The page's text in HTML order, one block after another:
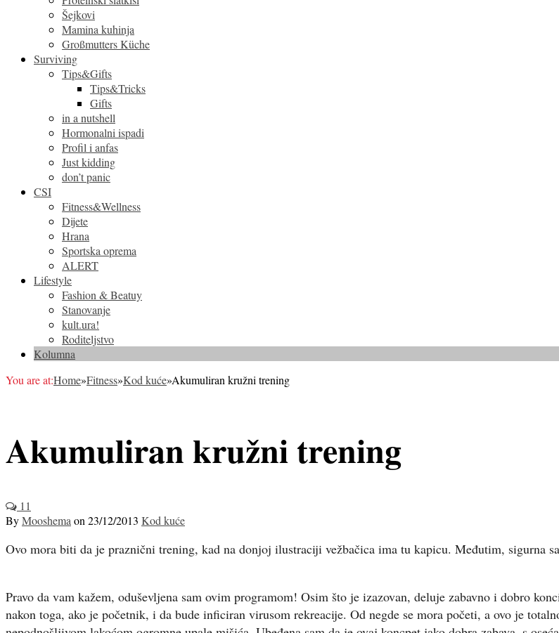
Šejkovi
Mamina kuhinja
Großmutters Küche
Surviving
Tips&Gifts
Tips&Tricks
Gifts
in a nutshell
Hormonalni ispadi
Profil i anfas
Just kidding
don’t panic
CSI
Fitness&Wellness
Dijete
Hrana
Sportska oprema
ALERT
Lifestyle
Fashion & Beatuy
Stanovanje
kult.ura!
Roditeljstvo
Kolumna
You are at:Home»Fitness»Kod kuće»Akumuliran kružni trening
Akumuliran kružni trening
11
ByMooshema on 23/12/2013 Kod kuće
Ovo mora biti da je praznični trening, kad na donjoj ilustraciji vežbačica ima tu kapicu. Međutim, sigurna
Pravo da vam kažem, oduševljena sam ovim programom! Osim što je izazovan, deluje zabavno i dobro
nakon toga, ako je početnik, i da bude inficiran virusom rekreacije. Od negde se mora početi, a ovo je